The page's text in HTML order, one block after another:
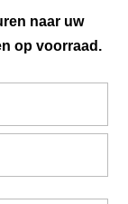
naar uw
op voorraad.